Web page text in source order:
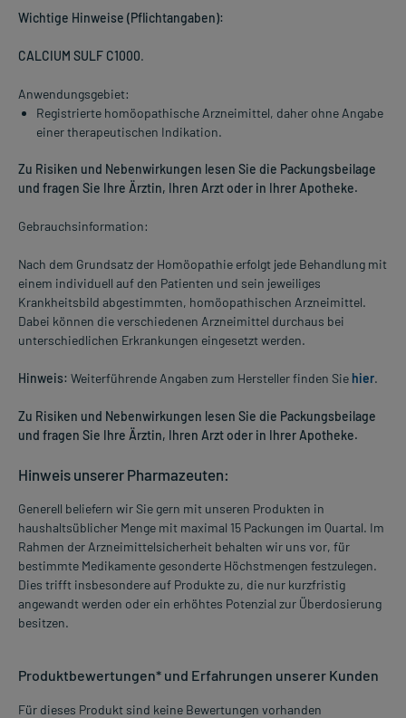
Wichtige Hinweise (Pflichtangaben):
CALCIUM SULF C1000.
Anwendungsgebiet:
Registrierte homöopathische Arzneimittel, daher ohne Angabe
einer therapeutischen Indikation.
Zu Risiken und Nebenwirkungen lesen Sie die Packungsbeilage
und fragen Sie Ihre Ärztin, Ihren Arzt oder in Ihrer Apotheke.
Gebrauchsinformation:
Nach dem Grundsatz der Homöopathie erfolgt jede Behandlung mit
einem individuell auf den Patienten und sein jeweiliges
Krankheitsbild abgestimmten, homöopathischen Arzneimittel.
Dabei können die verschiedenen Arzneimittel durchaus bei
unterschiedlichen Erkrankungen eingesetzt werden.
Hinweis: Weiterführende Angaben zum Hersteller finden Sie hier.
Zu Risiken und Nebenwirkungen lesen Sie die Packungsbeilage
und fragen Sie Ihre Ärztin, Ihren Arzt oder in Ihrer Apotheke.
Hinweis unserer Pharmazeuten:
Generell beliefern wir Sie gern mit unseren Produkten in
haushaltsüblicher Menge mit maximal 15 Packungen im Quartal. Im
Rahmen der Arzneimittelsicherheit behalten wir uns vor, für
bestimmte Medikamente gesonderte Höchstmengen festzulegen.
Dies trifft insbesondere auf Produkte zu, die nur kurzfristig
angewandt werden oder ein erhöhtes Potenzial zur Überdosierung
besitzen.
Produktbewertungen* und Erfahrungen unserer Kunden
Für dieses Produkt sind keine Bewertungen vorhanden